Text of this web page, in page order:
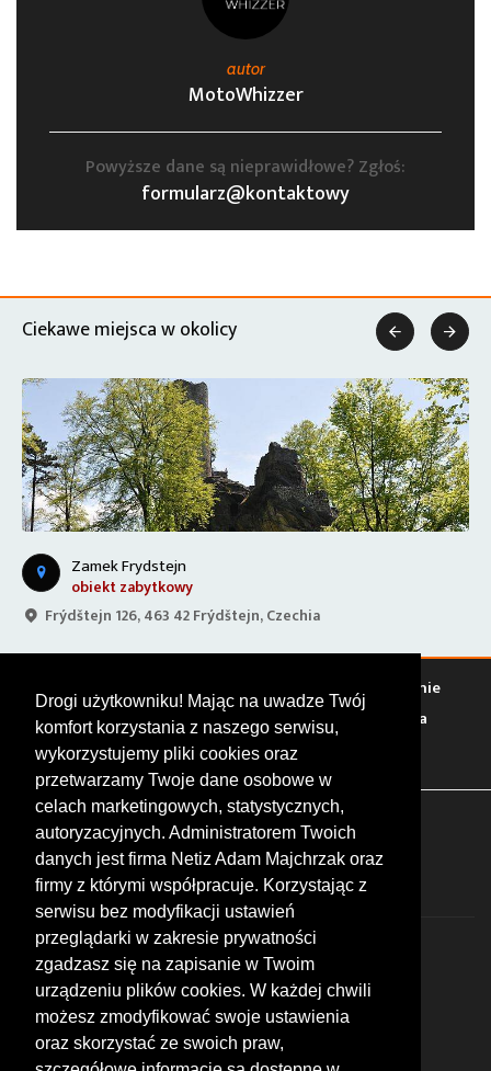
Drogi użytkowniku! Mając na uwadze Twój
komfort korzystania z naszego serwisu,
wykorzystujemy pliki cookies oraz
przetwarzamy Twoje dane osobowe w
celach marketingowych, statystycznych,
autoryzacyjnych. Administratorem Twoich
danych jest firma Netiz Adam Majchrzak oraz
firmy z którymi współpracuje. Korzystając z
serwisu bez modyfikacji ustawień
przeglądarki w zakresie prywatności
zgadzasz się na zapisanie w Twoim
urządzeniu plików cookies. W każdej chwili
możesz zmodyfikować swoje ustawienia
oraz skorzystać ze swoich praw,
autor
MotoWhizzer
Powyższe dane są nieprawidłowe? Zgłoś:
formularz@kontaktowy
Ciekawe miejsca w okolicy
Zamek Frydstejn
obiekt zabytkowy
Frýdštejn 126, 463 42 Frýdštejn, Czechia
 
Warto zobaczyć Serwisy Stacje paliw
Jedzenie
Bary Zakwaterowanie Tory Zloty Rajdy
Spotkania
Targi Giełdy Szkolenia
FOLLOW US
© 2026 by MotoWhizzer.com
All rights reserved.